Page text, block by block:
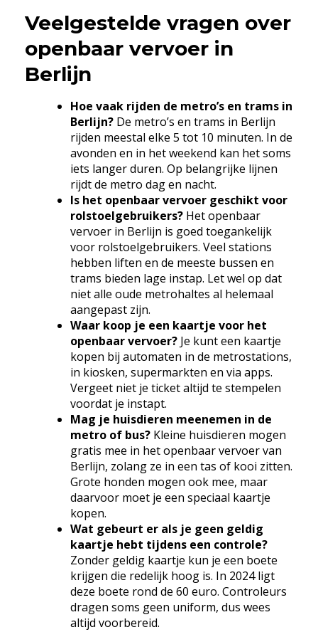
Veelgestelde vragen over
openbaar vervoer in
Berlijn
Hoe vaak rijden de metro’s en trams in
Berlijn?De metro’s en trams in Berlijn
rijden meestal elke 5 tot 10 minuten. In de
avonden en in het weekend kan het soms
iets langer duren. Op belangrijke lijnen
rijdt de metro dag en nacht.
Is het openbaar vervoer geschikt voor
rolstoelgebruikers?Het openbaar
vervoer in Berlijn is goed toegankelijk
voor rolstoelgebruikers. Veel stations
hebben liften en de meeste bussen en
trams bieden lage instap. Let wel op dat
niet alle oude metrohaltes al helemaal
aangepast zijn.
Waar koop je een kaartje voor het
openbaar vervoer?Je kunt een kaartje
kopen bij automaten in de metrostations,
in kiosken, supermarkten en via apps.
Vergeet niet je ticket altijd te stempelen
voordat je instapt.
Mag je huisdieren meenemen in de
metro of bus?Kleine huisdieren mogen
gratis mee in het openbaar vervoer van
Berlijn, zolang ze in een tas of kooi zitten.
Grote honden mogen ook mee, maar
daarvoor moet je een speciaal kaartje
kopen.
Wat gebeurt er als je geen geldig
kaartje hebt tijdens een controle?
Zonder geldig kaartje kun je een boete
krijgen die redelijk hoog is. In 2024 ligt
deze boete rond de 60 euro. Controleurs
dragen soms geen uniform, dus wees
altijd voorbereid.